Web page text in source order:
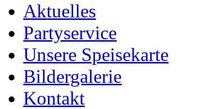
Aktuelles
Partyservice
Unsere Speisekarte
Bildergalerie
Kontakt